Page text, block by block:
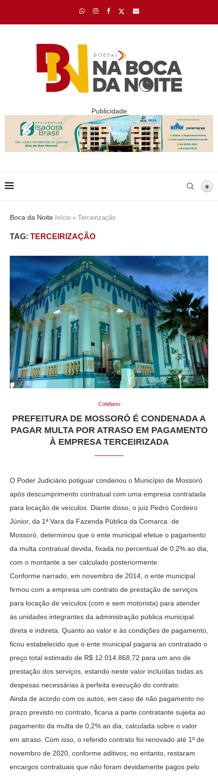
Publicidade
Boca da Noite Início » Terceirização
TAG: TERCEIRIZAÇÃO
Cotidiano
PREFEITURA DE MOSSORÓ É CONDENADA A
PAGAR MULTA POR ATRASO EM PAGAMENTO
À EMPRESA TERCEIRIZADA
O Poder Judiciário potiguar condenou o Município de Mossoró
após descumprimento contratual com uma empresa contratada
para locação de veículos. Diante disso, o juiz Pedro Cordeiro
Júnior, da 1ª Vara da Fazenda Pública da Comarca de
Mossoró, determinou que o ente municipal efetue o pagamento
da multa contratual devida, fixada no percentual de 0,2% ao dia,
com o montante a ser calculado posteriormente.
Conforme narrado, em novembro de 2014, o ente municipal
firmou com a empresa um contrato de prestação de serviços
para locação de veículos (com e sem motorista) para atender
às unidades integrantes da administração pública municipal
direta e indireta. Quanto ao valor e às condições de pagamento,
ficou estabelecido que o ente municipal pagaria ao contratado o
preço total estimado de R$ 12.014.868,72 para um ano de
prestação dos serviços, estando neste valor incluídas todas as
despesas necessárias à perfeita execução do contrato.
Ainda de acordo com os autos, em caso de não pagamento no
prazo previsto no contrato, ficaria a parte contratante sujeita ao
pagamento da multa de 0,2% ao dia, calculada sobre o valor
em atraso. Com isso, o referido contrato foi renovado até 1º de
novembro de 2020, conforme aditivos; no entanto, restaram
encargos contratuais que não foram devidamente pagos pelo